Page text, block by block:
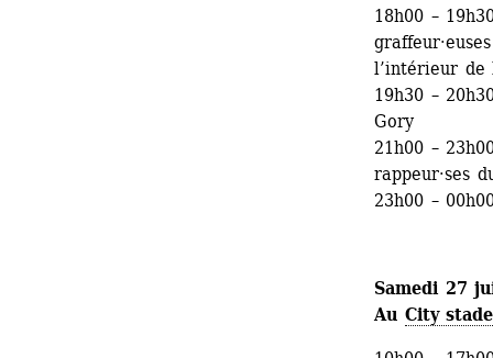
18h00 –
l’intérieur
19h30 –
Gory
21h00 –
rappeur·ses
23h00 –
Samedi 27
Au City stade